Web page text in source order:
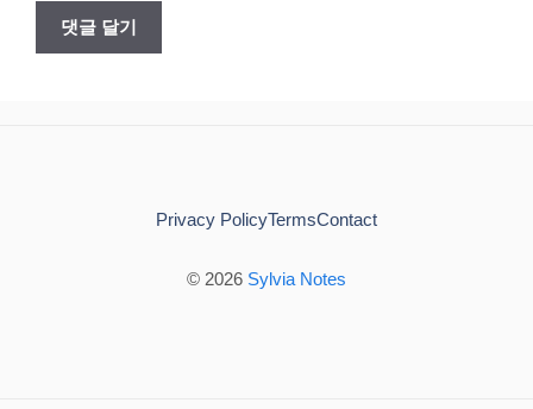
© 2026 Sylvia Notes
Privacy PolicyTermsContact